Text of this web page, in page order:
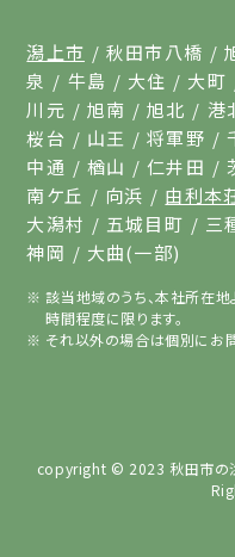
潟上市 秋田市八橋
泉
牛島 大住 大町
川元
旭南 旭北 港
桜台
山王 将軍野
中通
楢山 仁井田
南ケ丘
向浜 由利本
大潟村
五城目町 三
神岡
大曲(一部)
該当地域のうち、本社所在地
時間程度に限ります。
それ以外の場合は個別にお
copyright © 2023 秋田市の